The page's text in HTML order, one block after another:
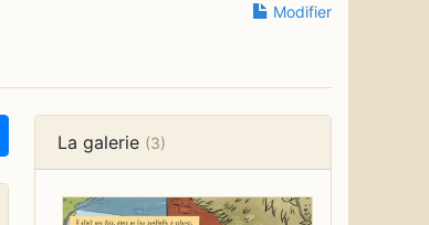
Modifier
La galerie (3)